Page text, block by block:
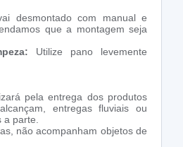
desmontado com manual e
que a montagem seja
Utilize pano levemente
pela entrega dos produtos
entregas fluviais ou
parte.
não acompanham objetos de